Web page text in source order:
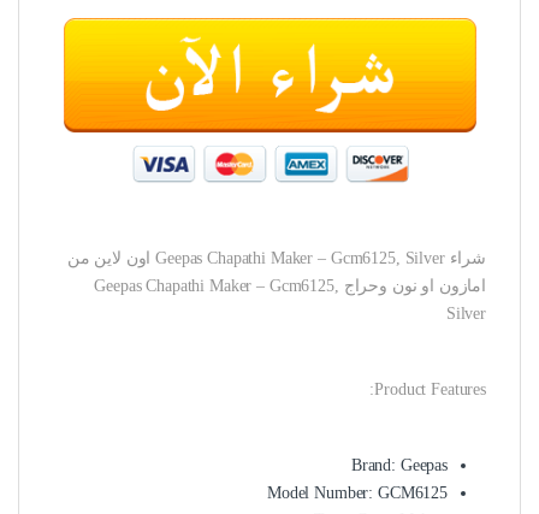
شراء Geepas Chapathi Maker – Gcm6125, Silver اون لاين من
امازون او نون وحراج Geepas Chapathi Maker – Gcm6125,
Silver
Product Features:
Brand: Geepas
Model Number: GCM6125